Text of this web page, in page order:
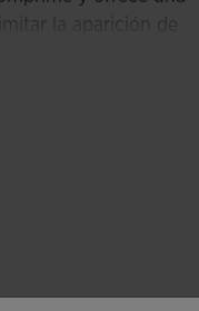
la aparición de
printing.